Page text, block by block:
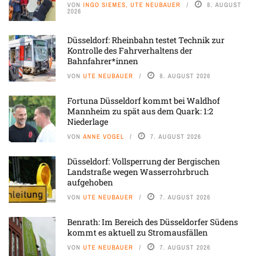
VON INGO SIEMES, UTE NEUBAUER 8. AUGUST
2026
Düsseldorf: Rheinbahn testet Technik zur
Kontrolle des Fahrverhaltens der
Bahnfahrer*innen
VON UTE NEUBAUER 8. AUGUST 2026
Fortuna Düsseldorf kommt bei Waldhof
Mannheim zu spät aus dem Quark: 1:2
Niederlage
VON ANNE VOGEL 7. AUGUST 2026
Düsseldorf: Vollsperrung der Bergischen
Landstraße wegen Wasserrohrbruch
aufgehoben
VON UTE NEUBAUER 7. AUGUST 2026
Benrath: Im Bereich des Düsseldorfer Südens
kommt es aktuell zu Stromausfällen
VON UTE NEUBAUER 7. AUGUST 2026